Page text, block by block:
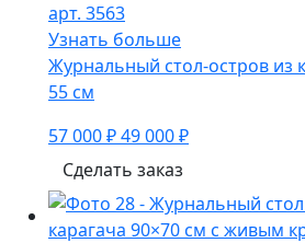
арт. 3563
Узнать больше
Журнальный стол-остров из
55 см
57 000 ₽49 000 ₽
Сделать заказ